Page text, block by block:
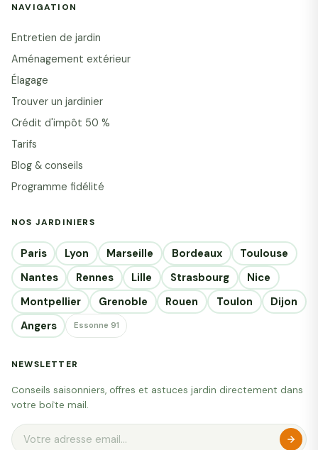
NAVIGATION
Entretien de jardin
Aménagement extérieur
Élagage
Trouver un jardinier
Crédit d'impôt 50 %
Tarifs
Blog & conseils
Programme fidélité
NOS JARDINIERS
Paris Lyon Marseille Bordeaux
Toulouse
Nantes
Rennes Lille Strasbourg
Nice
Montpellier
Grenoble Rouen Toulon
Dijon
Angers
Essonne 91
NEWSLETTER
Conseils saisonniers, offres et astuces jardin directement dans
votre boîte mail.